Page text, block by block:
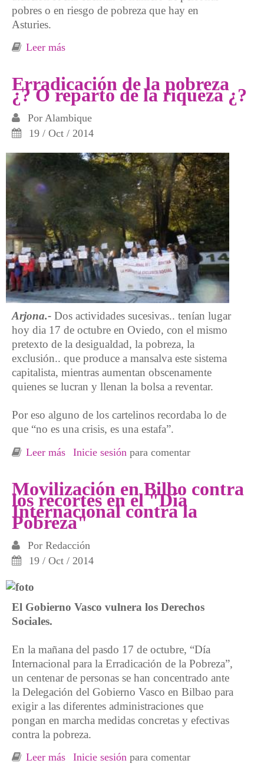
pobres o en riesgo de pobreza que hay en
Asturies.
Leer más
Erradicación de la pobreza
¿? O reparto de la riqueza ¿?
Por Alambique
19 / Oct / 2014
Arjona.- Dos actividades sucesivas.. tenían lugar
hoy dia 17 de octubre en Oviedo, con el mismo
pretexto de la desigualdad, la pobreza, la
exclusión.. que produce a mansalva este sistema
capitalista, mientras aumentan obscenamente
quienes se lucran y llenan la bolsa a reventar.
Por eso alguno de los cartelinos recordaba lo de
que “no es una crisis, es una estafa”.
Leer más sobre Erradicación de la pobreza ¿? O reparto
Inicie sesión para comentar
Movilización en Bilbo contra
los recortes en el "Día
Internacional contra la
Pobreza"
Por Redacción
19 / Oct / 2014
El Gobierno Vasco vulnera los Derechos
Sociales.
En la mañana del pasdo 17 de octubre, “Día
Internacional para la Erradicación de la Pobreza”,
un centenar de personas se han concentrado ante
la Delegación del Gobierno Vasco en Bilbao para
exigir a las diferentes administraciones que
pongan en marcha medidas concretas y efectivas
contra la pobreza.
Leer más sobre Movilización en Bilbo contra los
Inicie sesión para comentar